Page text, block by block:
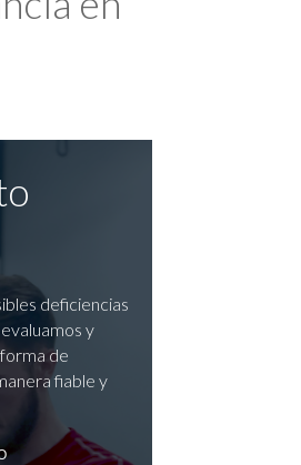
deficiencias
y
de
fiable y